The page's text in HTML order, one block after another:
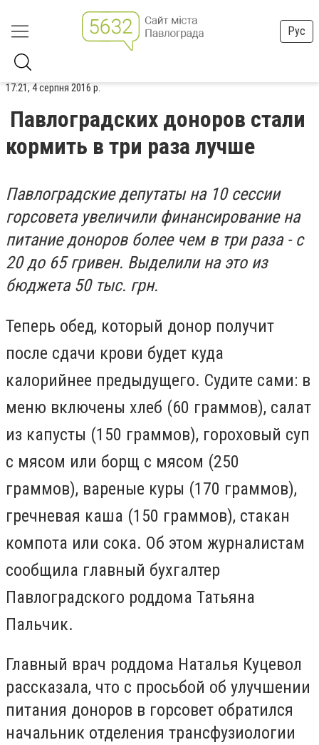
Рус
17:21, 4 серпня 2016 р.
Павлоградских доноров стали
кормить в три раза лучше
Павлоградские депутаты на 10 сессии
горсовета увеличили финансирование на
питание доноров более чем в три раза - с
20 до 65 гривен. Выделили на это из
бюджета 50 тыс. грн.
Теперь обед, который донор получит
после сдачи крови будет куда
калорийнее предыдущего. Судите сами: в
меню включены хлеб (60 граммов), салат
из капусты (150 граммов), гороховый суп
с мясом или борщ с мясом (250
граммов), вареные куры (170 граммов),
гречневая каша (150 граммов), стакан
компота или сока. Об этом журналистам
сообщила главный бухгалтер
Павлоградского роддома Татьяна
Пальчик.
Главный врач роддома Наталья Куцевол
рассказала, что с просьбой об улучшении
питания доноров в горсовет обратился
начальник отделения трансфузиологии